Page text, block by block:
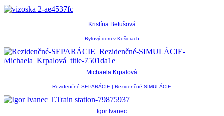
Kristína Betušová
Bytový dom v Košiciach
Michaela Krpalová
Rezidenčné SEPARÁCIE | Rezidenčné SIMULÁCIE
Igor Ivanec